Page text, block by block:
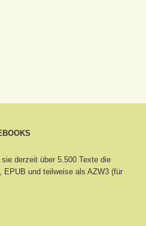
derzeit über 5.500 Texte die
und teilweise als AZW3 (für